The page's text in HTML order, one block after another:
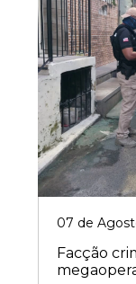
07 de
Facção